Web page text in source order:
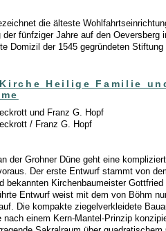
die älteste
der fünfziger Jahre auf den Oeversberg
Domizil der 1545 gegründeten Stiftung
Heilige Familie
und Franz G. Hopf
/ Franz G. Hopf
der Grohner Düne geht eine
Der erste Entwurf stammt von
bekannten Kirchenbaumeister
Entwurf weist mit dem von Böhm
Die kompakte ziegelverkleidete
nach einem Kern-Mantel-Prinzip